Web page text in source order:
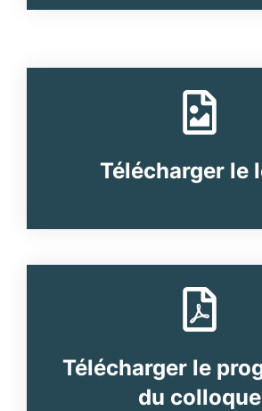
Télécharger le
Télécharger le
du colloque